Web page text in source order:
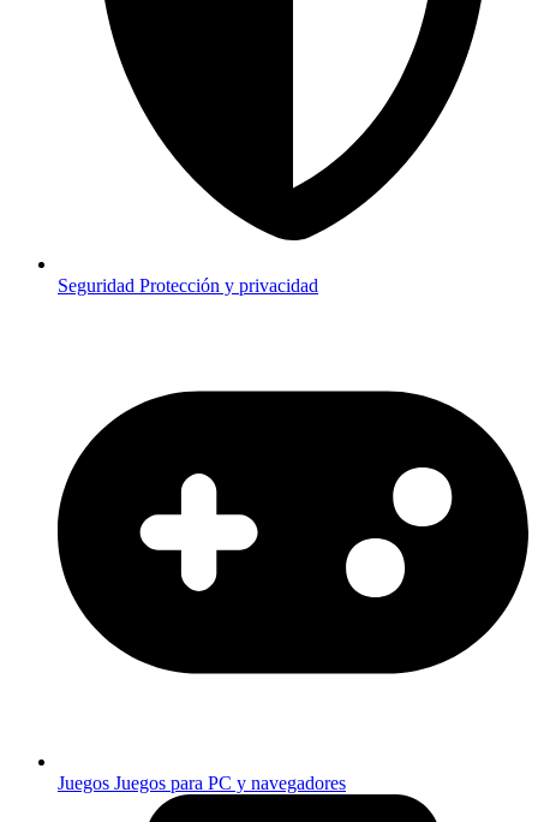
Seguridad Protección y privacidad
Juegos Juegos para PC y navegadores